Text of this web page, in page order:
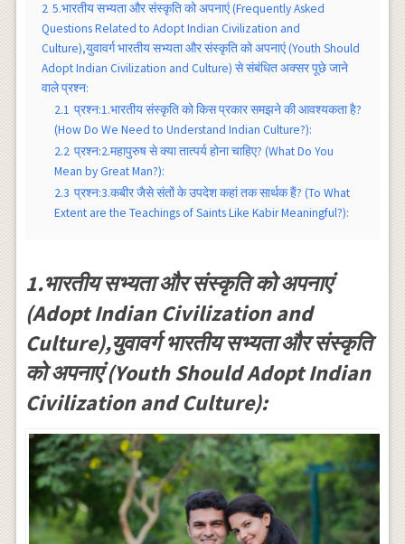
2 5.भारतीय सभ्यता और संस्कृति को अपनाएं (Frequently Asked
Questions Related to Adopt Indian Civilization and
Culture),युवावर्ग भारतीय सभ्यता और संस्कृति को अपनाएं (Youth Should
Adopt Indian Civilization and Culture) से संबंधित अक्सर पूछे जाने
वाले प्रश्न:
2.1 प्रश्न:1.भारतीय संस्कृति को किस प्रकार समझने की आवश्यकता है?
(How Do We Need to Understand Indian Culture?):
2.2 प्रश्न:2.महापुरुष से क्या तात्पर्य होना चाहिए? (What Do You
Mean by Great Man?):
2.3 प्रश्न:3.कबीर जैसे संतों के उपदेश कहां तक सार्थक हैं? (To What
Extent are the Teachings of Saints Like Kabir Meaningful?):
1.भारतीय सभ्यता और संस्कृति को अपनाएं
(Adopt Indian Civilization and
Culture),युवावर्ग भारतीय सभ्यता और संस्कृति
को अपनाएं (Youth Should Adopt Indian
Civilization and Culture):